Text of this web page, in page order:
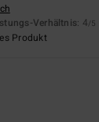
Verhältnis: 4/5
Produkt